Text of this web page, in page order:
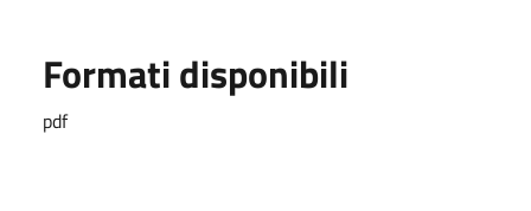
Formati disponibili
pdf